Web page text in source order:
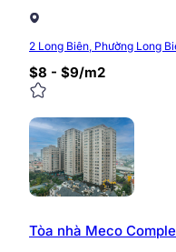
2 Long Biên, Phường Long
$8 - $9/m2
Tòa nhà Meco